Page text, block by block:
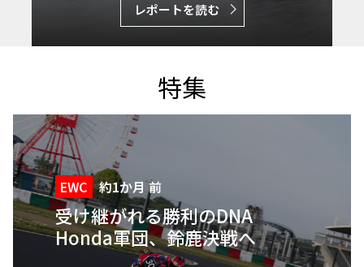
レポートを読む
特集
EWC 約1か月 前
受け継がれる勝利のDNA
Honda軍団、鈴鹿決戦へ